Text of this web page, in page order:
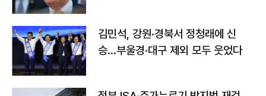
김민석, 강원·경북서 정청래에 신
승…부울경·대구 제외 모두 웃었다